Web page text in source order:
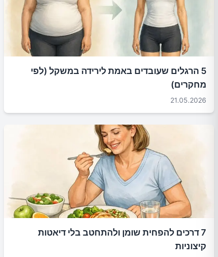
5 הרגלים שעובדים באמת לירידה במשקל (לפי
מחקרים)
21.05.2026
7 דרכים להפחית שומן ולהתחטב בלי דיאטות
קיצוניות